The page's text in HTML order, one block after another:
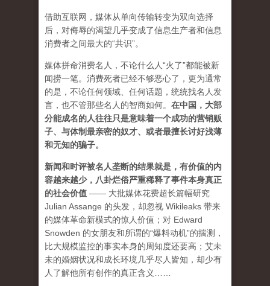
借助互联网，媒体从单向传输转变为双向选择
后，对侮辱的渴望几乎变成了信息生产者和信息
消费者之间最大的“共识”。
媒体拼命消费名人，不论什么人“火了”都能被新
闻捞一笔。消费死者已经不够恶心了，更为通常
的是，不论任何领域、任何话题，统统找名人发
言，也不管那些名人的智商如何。 在中国，大部
分能成名的人往往只是意味着一个成功的营销贩
子、与体制最亲密的奴才、或者最擅长讨好浅薄
和无知的骗子。
新闻和时评被名人垄断的结果就是，有价值的内
容越来越少，八卦烂俗严重稀释了事件本身真正
的社会价值 —— 大批媒体花费超长篇幅研究
Julian Assange 的头发，却忽视 Wikileaks 带来
的媒体革命新模式的惊人价值；对 Edward
Snowden 的女朋友和所谓的“爆料动机”的揣测，
比大规模监控的事实本身的周知度还要高；艾未
未的婚姻状况和成长环境几乎尽人皆知，却少有
人了解他所有创作的真正含义……